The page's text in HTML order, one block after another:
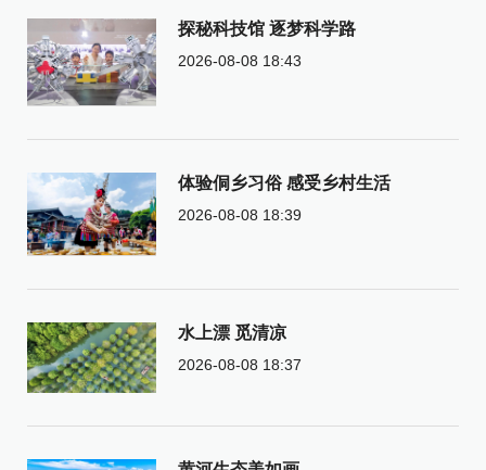
探秘科技馆 逐梦科学路
2026-08-08 18:43
体验侗乡习俗 感受乡村生活
2026-08-08 18:39
水上漂 觅清凉
2026-08-08 18:37